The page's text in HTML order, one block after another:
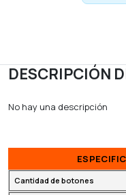
DESCRIPCIÓN
No hay una descripción
Cantidad de botones